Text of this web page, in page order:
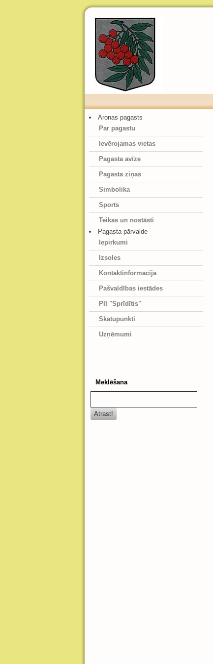
Aronas pagasts
Par pagastu
Ievērojamas vietas
Pagasta avīze
Pagasta ziņas
Simbolika
Sports
Teikas un nostāsti
Pagasta pārvalde
Iepirkumi
Izsoles
Kontaktinformācija
Pašvaldības iestādes
PII "Sprīdītis"
Skatupunkti
Uzņēmumi
Meklēšana